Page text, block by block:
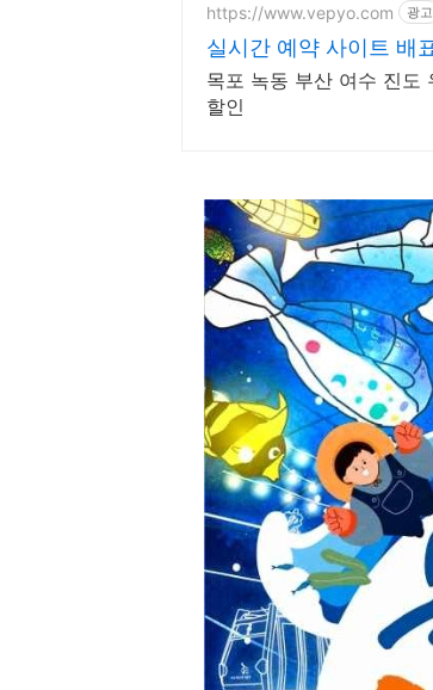
https://www.vepyo.com 광고
실시간 예약 사이트 배
목포 녹동 부산 여수 진도
할인